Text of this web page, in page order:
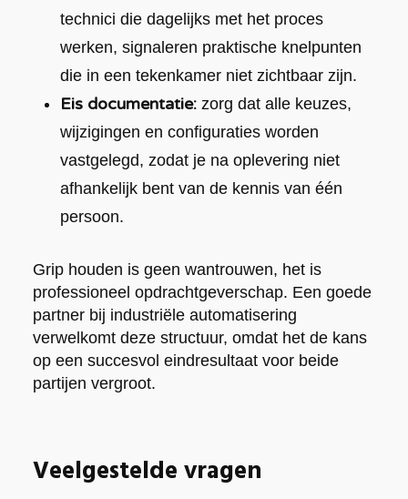
technici die dagelijks met het proces
werken, signaleren praktische knelpunten
die in een tekenkamer niet zichtbaar zijn.
Eis documentatie:zorg dat alle keuzes,
wijzigingen en configuraties worden
vastgelegd, zodat je na oplevering niet
afhankelijk bent van de kennis van één
persoon.
Grip houden is geen wantrouwen, het is
professioneel opdrachtgeverschap. Een goede
partner bij industriële automatisering
verwelkomt deze structuur, omdat het de kans
op een succesvol eindresultaat voor beide
partijen vergroot.
Veelgestelde vragen